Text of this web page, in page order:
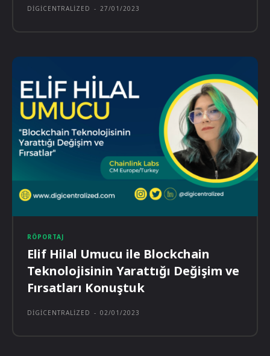
DIGICENTRALIZED - 27/01/2023
RÖPORTAJ
Elif Hilal Umucu ile Blockchain
Teknolojisinin Yarattığı Değişim ve
Fırsatları Konuştuk
DIGICENTRALIZED - 02/01/2023